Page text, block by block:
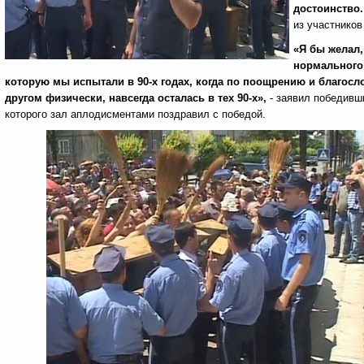
из
«Я бы желал,
которую мы испытали в 90-х годах, когда по поощрению и
другом физически, навсегда осталась в тех 90-х», - заявил
которого зал аплодисментами поздравил с победой.